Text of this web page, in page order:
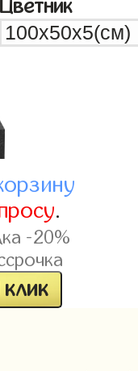
Цветник
.
-20%
клик